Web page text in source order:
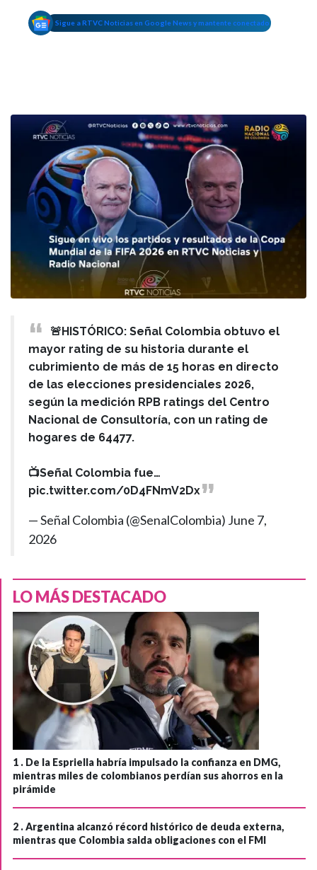
Sigue a RTVC Noticias en Google News y mantente conectado
🚨HISTÓRICO: Señal Colombia obtuvo el
mayor rating de su historia durante el
cubrimiento de más de 15 horas en directo
de las elecciones presidenciales 2026,
según la medición RPB ratings del Centro
Nacional de Consultoría, con un rating de
hogares de 64477.
📺Señal Colombia fue…
pic.twitter.com/0D4FNmV2Dx
— Señal Colombia (@SenalColombia) June 7,
2026
LO MÁS DESTACADO
1 . De la Espriella habría impulsado la confianza en DMG,
mientras miles de colombianos perdían sus ahorros en la
pirámide
2 .Argentina alcanzó récord histórico de deuda externa,
mientras que Colombia salda obligaciones con el FMI